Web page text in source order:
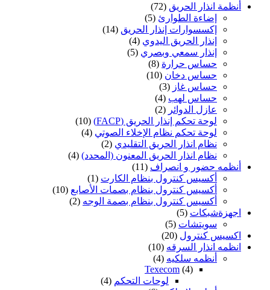
أنظمة انذار الحريق (72)
إضاءة الطوارئ (5)
إكسسوارات إنذار الحريق (14)
إنذار الحريق اليدوي (4)
إنذار سمعي وبصري (5)
حساس حرارة (8)
حساس دخان (10)
حساس غاز (3)
حساس لهب (4)
عازل الدوائر (2)
لوحة تحكم إنذار الحريق (FACP)
(10)
لوحة تحكم نظام الإخلاء الصوتي (4)
نظام انذار الحريق التقليدي (2)
نظام انذار الحريق المعنون (المحدد) (4)
أنظمه حضور و انصراف (11)
أكسيس كنترول بنظام الكارت (1)
أكسيس كنترول بنظام بصمات الأصابع (10)
أكسيس كنترول بنظام بصمة الوجه (2)
اجهزةشبكات (5)
سويتشات (5)
اكسيس كنترول (20)
انظمه انذار السرقه (10)
أنظمه سلكيه (4)
Texecom (4)
لوحات التحكم (4)